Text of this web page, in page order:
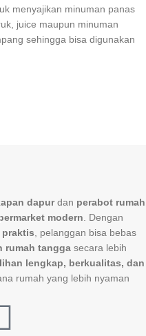
menyajikan minuman panas
juice maupun minuman
sehingga bisa digunakan
dapurdan perabot rumah
modern . Dengan
praktis , pelanggan bisa bebas
rumah tangga secara lebih
lengkap, berkualitas, dan
rumah yang lebih nyaman